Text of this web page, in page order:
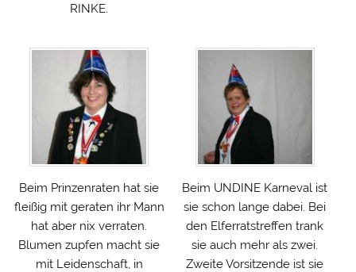
RINKE.
Beim Prinzenraten hat sie
fleißig mit geraten ihr Mann
hat aber nix verraten.
Blumen zupfen macht sie
mit Leidenschaft, in
Beim UNDINE Karneval ist
sie schon lange dabei. Bei
den Elferratstreffen trank
sie auch mehr als zwei.
Zweite Vorsitzende ist sie